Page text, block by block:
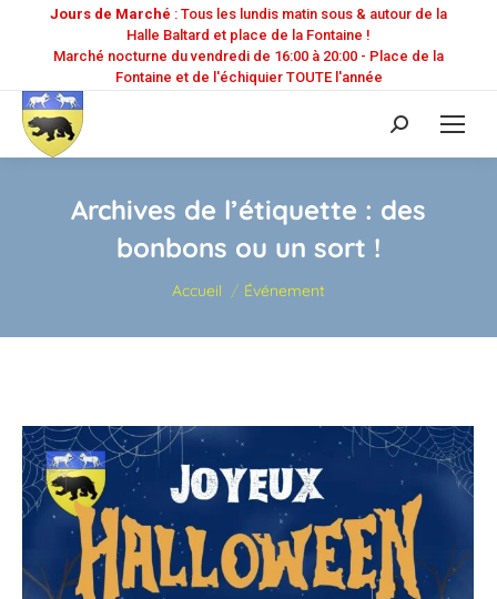
Jours de Marché : Tous les lundis matin sous & autour de la
Halle Baltard et place de la Fontaine !
Marché nocturne du vendredi de 16:00 à 20:00 - Place de la
Fontaine et de l'échiquier TOUTE l'année
Recherche
:
Archives de l’étiquette : des
bonbons ou un sort !
Vous êtes ici :
Accueil Événement